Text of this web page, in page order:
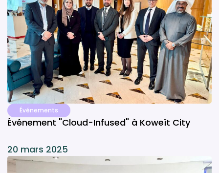
Événements
Événement "Cloud-Infused" à Koweït City
20 mars 2025